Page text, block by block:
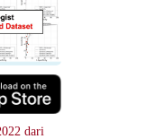
dari